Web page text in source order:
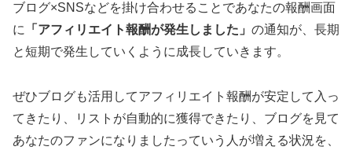
ブログ×SNSなどを掛け合わせることであなたの報酬画面
に
「アフィリエイト報酬が発生しました」 の通知が、長期
と短期で発生していくように成長していきます。
ぜひブログも活用してアフィリエイト報酬が安定して入っ
てきたり、リストが自動的に獲得できたり、ブログを見て
あなたのファンになりましたっていう人が増える状況を、